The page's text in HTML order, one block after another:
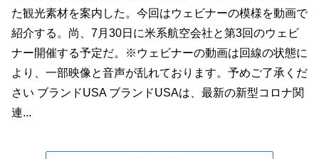
た観光素材を案内した。今回はウェビナーの模様を動画で
紹介する。尚、7月30日に米系航空会社と第3回のウェビ
ナー開催する予定だ。※ウェビナーの動画は回線の状態に
より、一部映像と音声が乱れております。予めご了承くだ
さい ブランドUSA ブランドUSAは、最新の新型コロナ関
連...